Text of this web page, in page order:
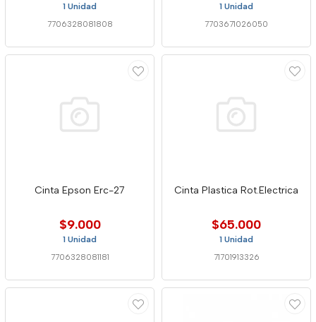
1 Unidad
7706328081808
1 Unidad
7703671026050
Cinta Epson Erc-27
$9.000
1 Unidad
7706328081181
Cinta Plastica Rot.Electrica
$65.000
1 Unidad
71701913326